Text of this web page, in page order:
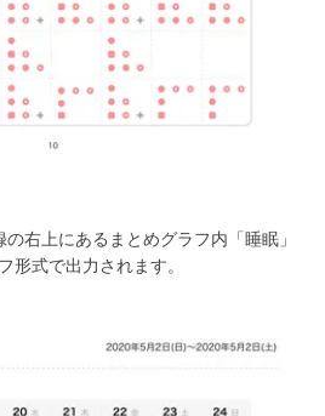
右上にあるまとめグラフ内「睡眠」
形式で出力されます。